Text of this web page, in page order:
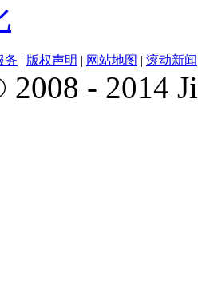
务 | 版权声明 | 网站地图 | 滚动新闻
- 2014